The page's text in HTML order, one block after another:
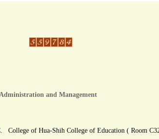
and Management
College of Hua-Shih College of Education ( Room